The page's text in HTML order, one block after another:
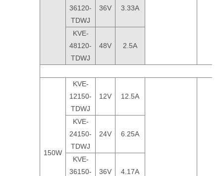
36120-
TDWJ
36V 3.33A
KVE-
48120-
TDWJ
48V 2.5A
150W
KVE-
12150-
TDWJ
12V 12.5A
KVE-
24150-
TDWJ
24V 6.25A
KVE-
36150-
36V 4.17A